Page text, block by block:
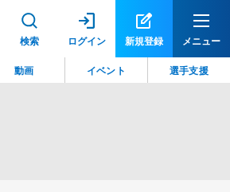
検索 ログイン 新規登録 メニュー
動画 イベント 選手支援